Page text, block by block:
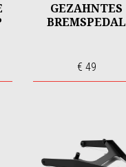
GEZAHNTES
BREMSPEDAL
€ 49